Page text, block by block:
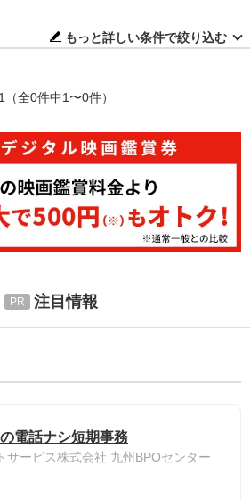
もっと詳しい条件で絞り込む
（全0件中1〜0件）
注目情報
電話ナシ短期事務
サービス株式会社 九州BPOセンター